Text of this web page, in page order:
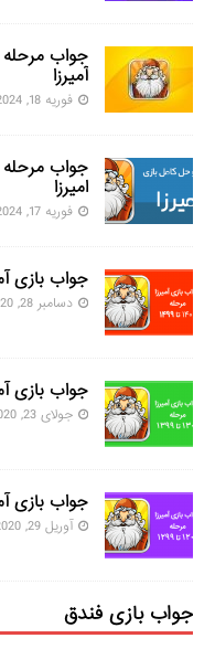
آمیرزا
فوریه 18, 2024
امیرزا
فوریه 17, 2024
جواب بازی آمیرزا
دسامبر 28, 2020
جواب بازی آمیرزا
جولای 23, 2020
جواب بازی آمیرزا
آوریل 29, 2020
جواب بازی فندق